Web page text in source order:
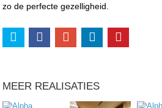
zo de perfecte gezelligheid.
MEER REALISATIES